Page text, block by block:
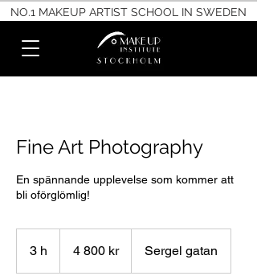
NO.1 MAKEUP ARTIST SCHOOL IN SWEDEN
Fine Art Photography
En spännande upplevelse som kommer att
bli oförglömlig!
3 h
kronor4 800 kr Sergel gatan